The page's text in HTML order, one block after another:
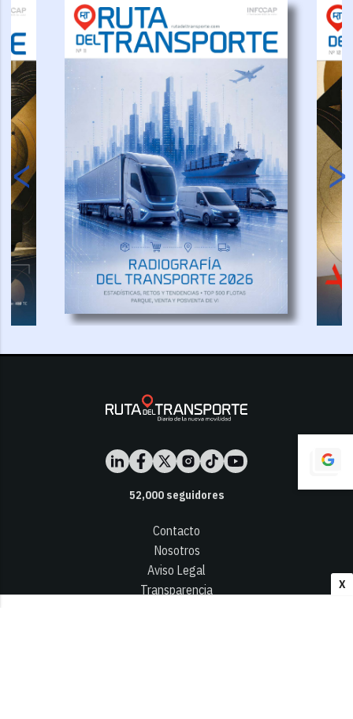
X
52,000seguidores
Contacto
Nosotros
Aviso Legal
Transparencia